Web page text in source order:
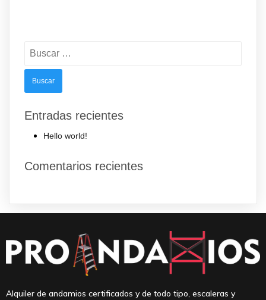
Entradas recientes
Hello world!
Comentarios recientes
Alquiler de andamios certificados y de todo tipo, escaleras y